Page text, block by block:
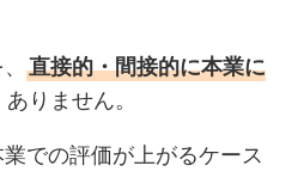
直接的・間接的に本業に
りません。
での評価が上がるケース